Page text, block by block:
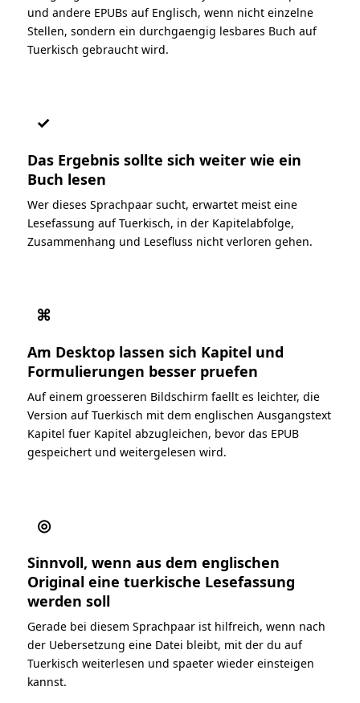
und andere EPUBs auf Englisch, wenn nicht einzelne
Stellen, sondern ein durchgaengig lesbares Buch auf
Tuerkisch gebraucht wird.
✓
Das Ergebnis sollte sich weiter wie ein
Buch lesen
Wer dieses Sprachpaar sucht, erwartet meist eine
Lesefassung auf Tuerkisch, in der Kapitelabfolge,
Zusammenhang und Lesefluss nicht verloren gehen.
⌘
Am Desktop lassen sich Kapitel und
Formulierungen besser pruefen
Auf einem groesseren Bildschirm faellt es leichter, die
Version auf Tuerkisch mit dem englischen Ausgangstext
Kapitel fuer Kapitel abzugleichen, bevor das EPUB
gespeichert und weitergelesen wird.
◎
Sinnvoll, wenn aus dem englischen
Original eine tuerkische Lesefassung
werden soll
Gerade bei diesem Sprachpaar ist hilfreich, wenn nach
der Uebersetzung eine Datei bleibt, mit der du auf
Tuerkisch weiterlesen und spaeter wieder einsteigen
kannst.